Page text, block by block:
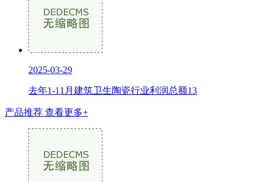
2025-03-29
去年1-11月建筑卫生陶瓷行业利润总额13
产品推荐 查看更多+